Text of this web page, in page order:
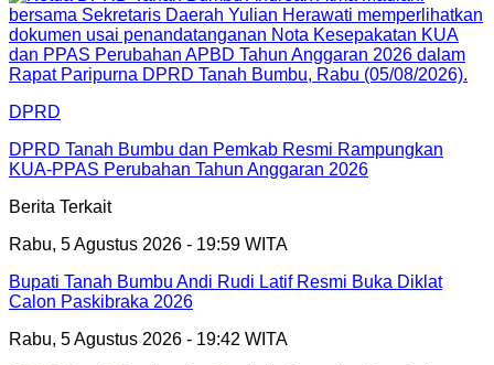
DPRD
DPRD Tanah Bumbu dan Pemkab Resmi Rampungkan
KUA-PPAS Perubahan Tahun Anggaran 2026
Berita Terkait
Rabu, 5 Agustus 2026 - 19:59 WITA
Bupati Tanah Bumbu Andi Rudi Latif Resmi Buka Diklat
Calon Paskibraka 2026
Rabu, 5 Agustus 2026 - 19:42 WITA